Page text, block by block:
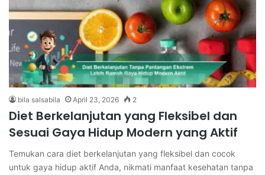
bila salsabila April 23, 2026 2
Diet Berkelanjutan yang Fleksibel dan
Sesuai Gaya Hidup Modern yang Aktif
Temukan cara diet berkelanjutan yang fleksibel dan cocok
untuk gaya hidup aktif Anda, nikmati manfaat kesehatan tanpa